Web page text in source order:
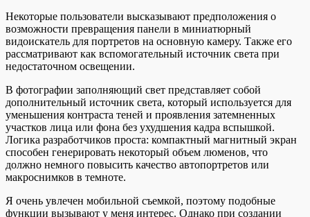
Некоторые пользователи высказывают предположения о
возможности превращения панели в миниатюрный
видоискатель для портретов на основную камеру. Также его
рассматривают как вспомогательный источник света при
недостаточном освещении.
В фотографии заполняющий свет представляет собой
дополнительный источник света, который используется для
уменьшения контраста теней и проявления затемненных
участков лица или фона без ухудшения кадра вспышкой.
Логика разработчиков проста: компактный магнитный экран
способен генерировать некоторый объем люменов, что
должно немного повысить качество автопортретов или
макроснимков в темноте.
Я очень увлечен мобильной съемкой, поэтому подобные
функции вызывают у меня интерес. Однако при создании